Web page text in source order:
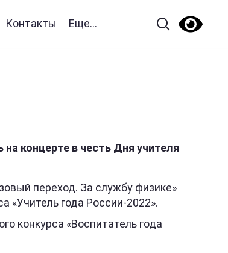
Контакты Еще...
концерте в честь Дня учителя
переход. За службу физике»
«Учитель года России-2022».
конкурса «Воспитатель года